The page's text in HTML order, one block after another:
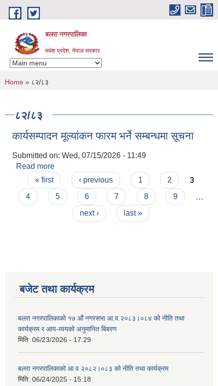
Skip to main content
बलरा नगरपालिका
मधेश प्रदेश, नेपाल सरकार
You are here
Home » ८२/८३
८२/८३
कार्यसम्पादन मूल्यांकन फारम भर्ने सम्बन्धमा सूचना
Submitted on: Wed, 07/15/2026 - 11:49
Read more
Pages
« first ‹ previous 1 2
3
4
5 6 7 8 9
next ›
last »
बजेट तथा कार्यक्रम
बलरा नगरपालिकाको १७ औं नगरसभा आ.व.२०८३।०८४ को नीति तथा
कार्यक्रम र आय-व्ययको अनुमानित बिबरण
मिति: 06/23/2026 - 17:29
बलरा नगरपालिकाको आ व २०८२।०८३ को नीति तथा कार्यक्रम
मिति: 06/24/2025 - 15:18